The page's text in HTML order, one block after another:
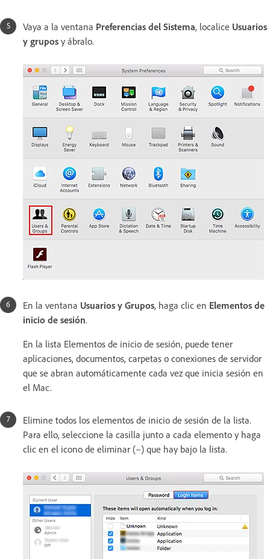
Vaya a la ventana Preferencias del Sistema, localice Usuarios
y grupos y ábralo.
En la ventana Usuarios y Grupos, haga clic en Elementos de
inicio de sesión.
En la lista Elementos de inicio de sesión, puede tener
aplicaciones, documentos, carpetas o conexiones de servidor
que se abran automáticamente cada vez que inicia sesión en
el Mac.
Elimine todos los elementos de inicio de sesión de la lista.
Para ello, seleccione la casilla junto a cada elemento y haga
clic en el icono de eliminar (–) que hay bajo la lista.